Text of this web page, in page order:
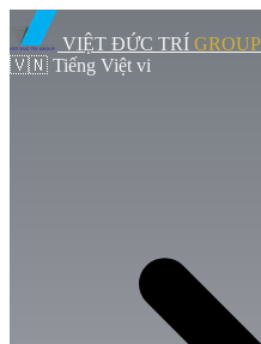
VIỆT ĐỨC TRÍ GROUP
🇻🇳 Tiếng Việt vi